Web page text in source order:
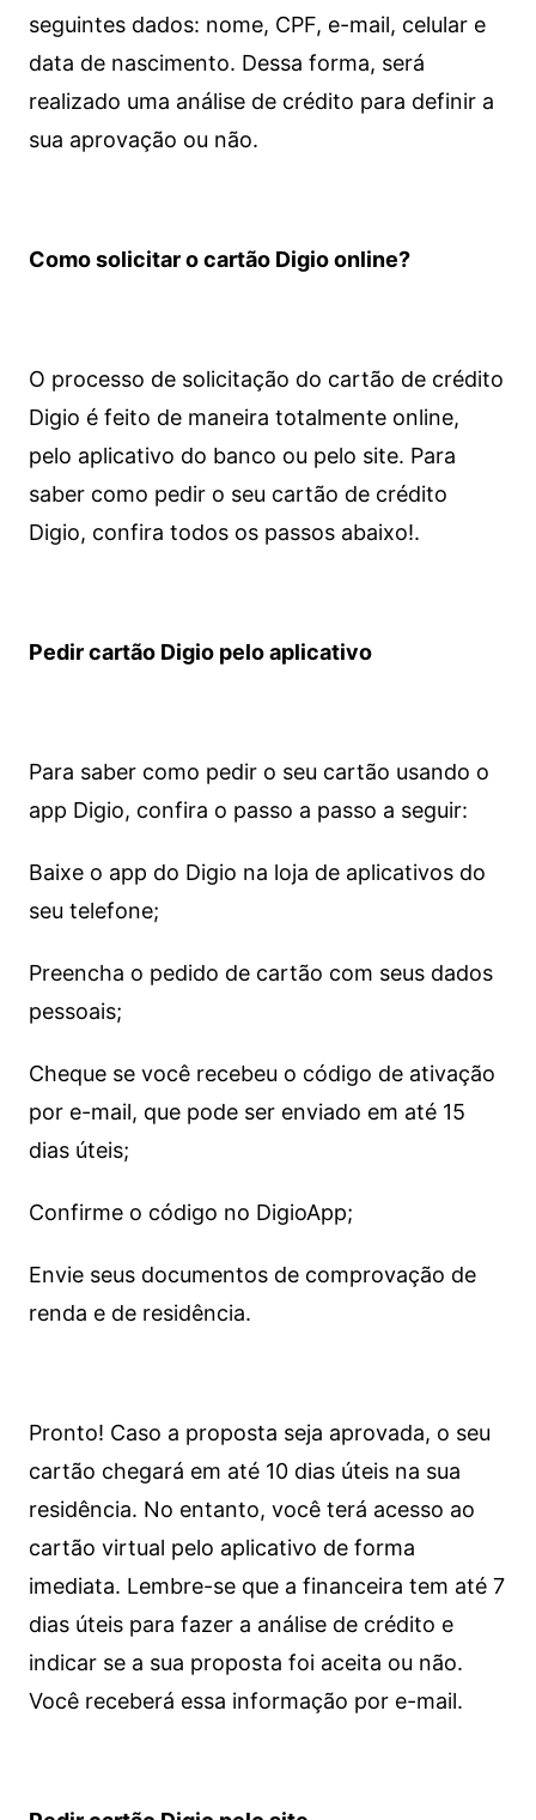
seguintes dados: nome, CPF, e-mail, celular e
data de nascimento. Dessa forma, será
realizado uma análise de crédito para definir a
sua aprovação ou não.
Como solicitar o cartão Digio online?
O processo de solicitação do cartão de crédito
Digio é feito de maneira totalmente online,
pelo aplicativo do banco ou pelo site. Para
saber como pedir o seu cartão de crédito
Digio, confira todos os passos abaixo!.
Pedir cartão Digio pelo aplicativo
Para saber como pedir o seu cartão usando o
app Digio, confira o passo a passo a seguir:
Baixe o app do Digio na loja de aplicativos do
seu telefone;
Preencha o pedido de cartão com seus dados
pessoais;
Cheque se você recebeu o código de ativação
por e-mail, que pode ser enviado em até 15
dias úteis;
Confirme o código no DigioApp;
Envie seus documentos de comprovação de
renda e de residência.
Pronto! Caso a proposta seja aprovada, o seu
cartão chegará em até 10 dias úteis na sua
residência. No entanto, você terá acesso ao
cartão virtual pelo aplicativo de forma
imediata. Lembre-se que a financeira tem até 7
dias úteis para fazer a análise de crédito e
indicar se a sua proposta foi aceita ou não.
Você receberá essa informação por e-mail.